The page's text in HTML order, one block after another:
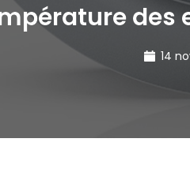
des
14